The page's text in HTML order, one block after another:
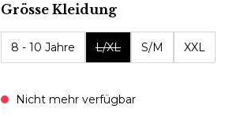
Grösse Kleidungauswählen
8 - 10 Jahre L/XL S/M XXL
Nicht mehr verfügbar